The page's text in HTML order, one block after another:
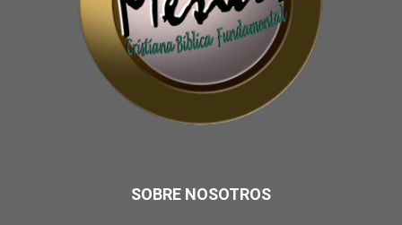
SOBRE NOSOTROS